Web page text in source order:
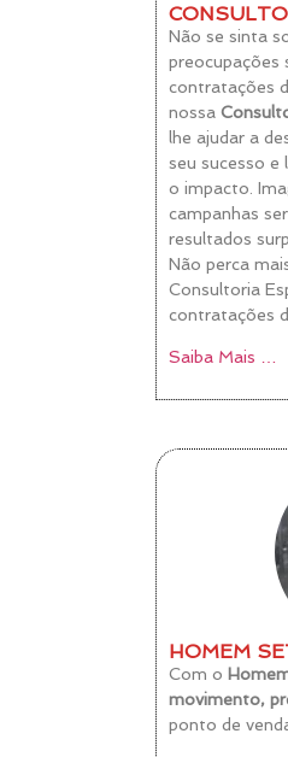
Não se sinta
preocupações
contratações
nossa
lhe ajudar a
seu sucesso
o impacto.
campanhas
resultados
Não perca
Consultoria
contratações
Saiba Mais …
HOMEM
Com o
movimento,
ponto de